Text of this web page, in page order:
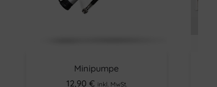
Minipumpe
12,90 € inkl. MwSt.